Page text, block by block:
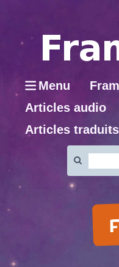
Menu
Articles audio
Articles traduits
: